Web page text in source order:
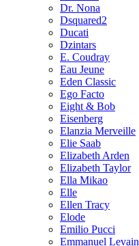
Dr. Nona
Dsquared2
Ducati
Dzintars
E. Coudray
Eau Jeune
Eden Classic
Ego Facto
Eight & Bob
Eisenberg
Elanzia Merveille
Elie Saab
Elizabeth Arden
Elizabeth Taylor
Ella Mikao
Elle
Ellen Tracy
Elode
Emilio Pucci
Emmanuel Levain